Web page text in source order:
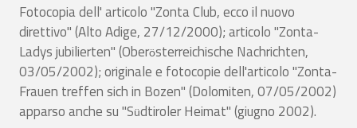
Fotocopia dell' articolo "Zonta Club, ecco il nuovo
direttivo" (Alto Adige, 27/12/2000); articolo "Zonta-
Ladys jubilierten" (Oberösterreichische Nachrichten,
03/05/2002); originale e fotocopie dell'articolo "Zonta-
Frauen treffen sich in Bozen" (Dolomiten, 07/05/2002)
apparso anche su "Südtiroler Heimat" (giugno 2002).